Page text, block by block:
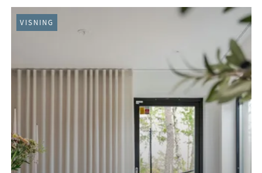
VISNING